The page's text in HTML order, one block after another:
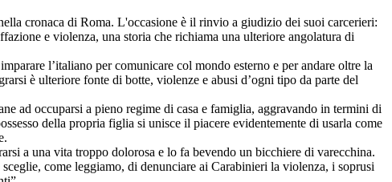
cronaca di Roma. L'occasione è il rinvio a giudizio dei suoi carcerieri:
e violenza, una storia che richiama una ulteriore angolatura di
l’italiano per comunicare col mondo esterno e per andare oltre la
è ulteriore fonte di botte, violenze e abusi d’ogni tipo da parte del
ad occuparsi a pieno regime di casa e famiglia, aggravando in termini di
della propria figlia si unisce il piacere evidentemente di usarla come
a una vita troppo dolorosa e lo fa bevendo un bicchiere di varecchina.
come leggiamo, di denunciare ai Carabinieri la violenza, i soprusi